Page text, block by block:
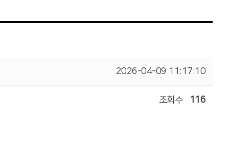
2026-04-09 11:17:10
조회수 116